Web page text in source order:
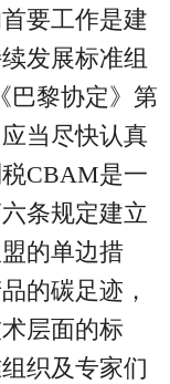
要工作是建
发展标准组
巴黎协定》第
当尽快认真
CBAM是一
条规定建立
的单边措
的碳足迹，
层面的标
织及专家们